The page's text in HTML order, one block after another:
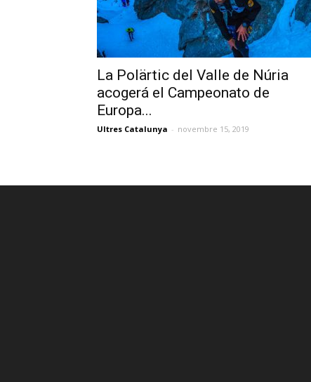
La Polärtic del Valle de Núria
acogerá el Campeonato de
Europa...
Ultres Catalunya - novembre 15, 2019